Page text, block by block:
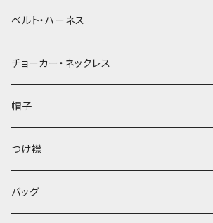
ベルト・ハーネス
チョーカー・ネックレス
帽子
ベレー帽
つけ襟
バッグ